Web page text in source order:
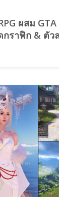
ผสม
กราฟิก & ตัว